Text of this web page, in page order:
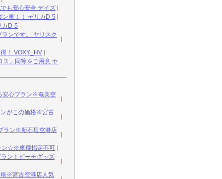
も安心安全 デイズ
車！！ デリカD-5
カD-5
ンです。 ヤリスク
！ VOXY_HV
ス」同等をご用意 ヤ
安心プラン※奄美空
ンがこの価格※宮古
ラン※新石垣空港店
ン☆※車種指定不可
ン！ビーチグッズ
格※宮古空港店人気